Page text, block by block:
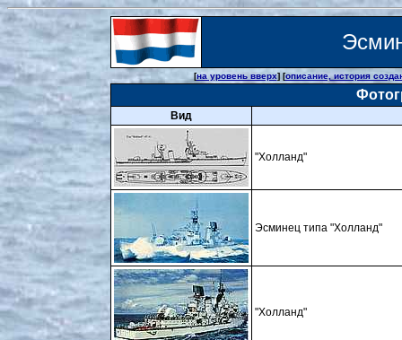
[на уровень вверх] [описание, история
Вид
"Холланд"
Эсминец типа "Холланд"
"Холланд"